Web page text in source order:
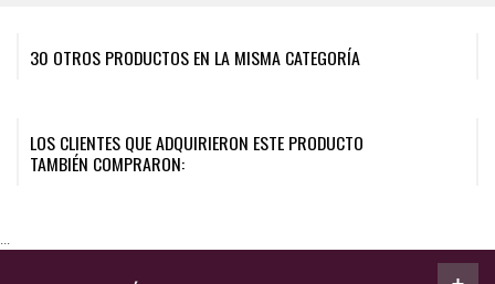
30 OTROS PRODUCTOS EN LA MISMA CATEGORÍA
LOS CLIENTES QUE ADQUIRIERON ESTE PRODUCTO
TAMBIÉN COMPRARON:
...